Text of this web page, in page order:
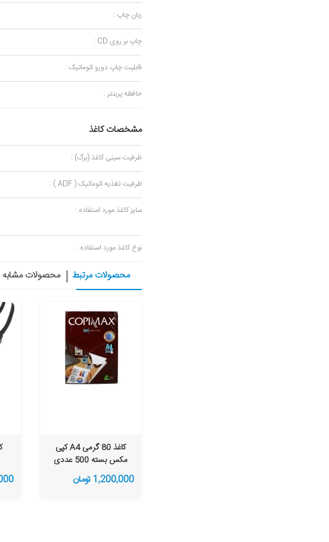
زبان چاپ :
چاپ بر روی CD :
قابلیت چاپ دورو اتوماتیک :
حافظه پرینتر :
مشخصات کاغذ
ظرفیت سینی کاغذ (برگ) :
ظرفیت تغذیه اتوماتیک ( ADF ) :
سایز کاغذ مورد استفاده :
نوع کاغذ مورد استفاده :
محصولات مرتبط محصولات مشابه
کاغذ 80 گرمی A4 کپی
مکس بسته 500 عددی
1,200,000 تومان